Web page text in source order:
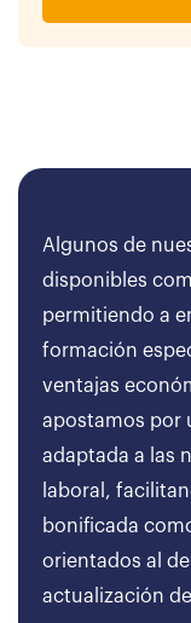
Algunos de
disponibles
permitiendo a
formación
ventajas
apostamos por
adaptada a las
laboral,
bonificada
orientados al
actualización